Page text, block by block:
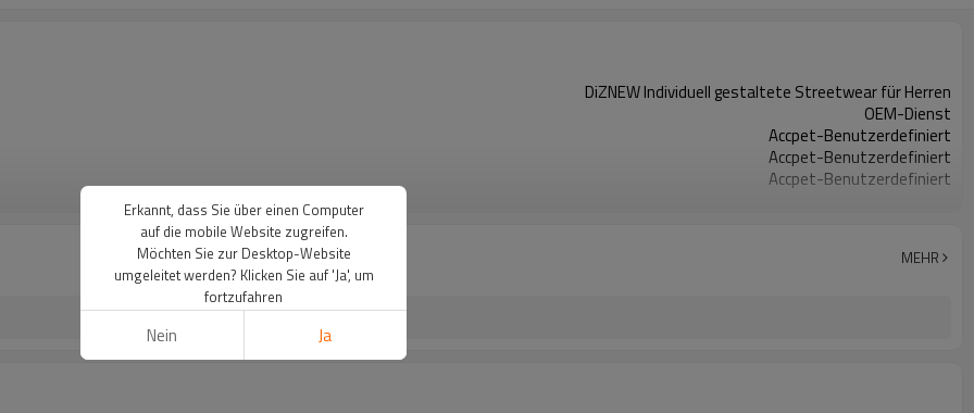
DiZNEW Individuell gestaltete Streetwear für Herren
OEM-Dienst
Accpet-Benutzerdefiniert
Accpet-Benutzerdefiniert
Accpet-Benutzerdefiniert
MEHR
Erkannt, dass Sie über einen Computer
auf die mobile Website zugreifen.
Möchten Sie zur Desktop-Website
umgeleitet werden? Klicken Sie auf 'Ja', um
fortzufahren
Nein Ja